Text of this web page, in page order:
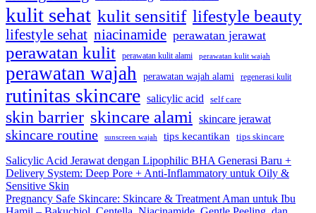
kulit sehat kulit sensitif lifestyle beauty
lifestyle sehat niacinamide perawatan jerawat
perawatan kulit perawatan kulit alami perawatan kulit wajah
perawatan wajah perawatan wajah alami regenerasi kulit
rutinitas skincare salicylic acid self care
skin barrier skincare alami skincare jerawat
skincare routine sunscreen wajah tips kecantikan tips skincare
Salicylic Acid Jerawat dengan Lipophilic BHA Generasi Baru +
Delivery System: Deep Pore + Anti-Inflammatory untuk Oily &
Sensitive Skin
Pregnancy Safe Skincare: Skincare & Treatment Aman untuk Ibu